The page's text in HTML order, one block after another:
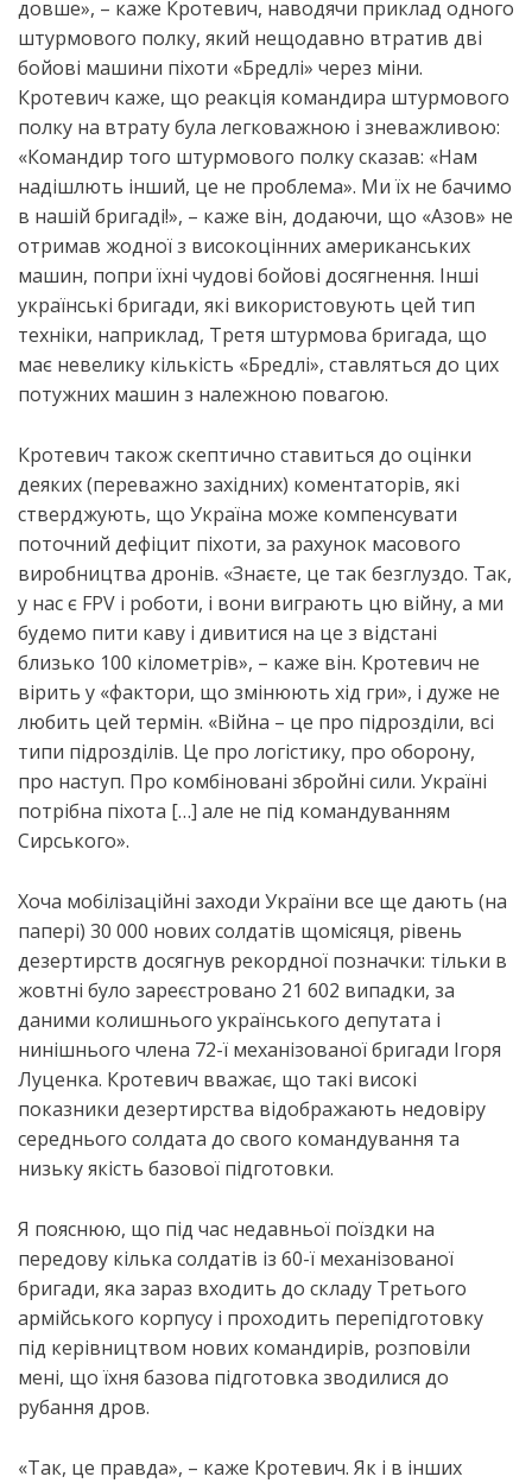
довше», – каже Кротевич, наводячи приклад одного
штурмового полку, який нещодавно втратив дві
бойові машини піхоти «Бредлі» через міни.
Кротевич каже, що реакція командира штурмового
полку на втрату була легковажною і зневажливою:
«Командир того штурмового полку сказав: «Нам
надішлють інший, це не проблема». Ми їх не бачимо
в нашій бригаді!», – каже він, додаючи, що «Азов» не
отримав жодної з високоцінних американських
машин, попри їхні чудові бойові досягнення. Інші
українські бригади, які використовують цей тип
техніки, наприклад, Третя штурмова бригада, що
має невелику кількість «Бредлі», ставляться до цих
потужних машин з належною повагою.
Кротевич також скептично ставиться до оцінки
деяких (переважно західних) коментаторів, які
стверджують, що Україна може компенсувати
поточний дефіцит піхоти, за рахунок масового
виробництва дронів. «Знаєте, це так безглуздо. Так,
у нас є FPV і роботи, і вони виграють цю війну, а ми
будемо пити каву і дивитися на це з відстані
близько 100 кілометрів», – каже він. Кротевич не
вірить у «фактори, що змінюють хід гри», і дуже не
любить цей термін. «Війна – це про підрозділи, всі
типи підрозділів. Це про логістику, про оборону,
про наступ. Про комбіновані збройні сили. Україні
потрібна піхота […] але не під командуванням
Сирського».
Хоча мобілізаційні заходи України все ще дають (на
папері) 30 000 нових солдатів щомісяця, рівень
дезертирств досягнув рекордної позначки: тільки в
жовтні було зареєстровано 21 602 випадки, за
даними колишнього українського депутата і
нинішнього члена 72-ї механізованої бригади Ігоря
Луценка. Кротевич вважає, що такі високі
показники дезертирства відображають недовіру
середнього солдата до свого командування та
низьку якість базової підготовки.
Я пояснюю, що під час недавньої поїздки на
передову кілька солдатів із 60-ї механізованої
бригади, яка зараз входить до складу Третього
армійського корпусу і проходить перепідготовку
під керівництвом нових командирів, розповіли
мені, що їхня базова підготовка зводилися до
рубання дров.
«Так, це правда», – каже Кротевич. Як і в інших